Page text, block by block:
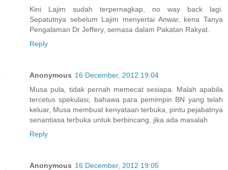
Kini Lajim sudah terpernagkap, no way back lagi.
Sepatutnya sebelum Lajim menyertai Anwar, kena Tanya
Pengalaman Dr Jeffery, semasa dalam Pakatan Rakyat.
Reply
Anonymous 16 December, 2012 19:04
Musa pula, tidak pernah memecat sesiapa. Malah apabila
tercetus spekulasi, bahawa para pemimpin BN yang telah
keluar, Musa membuat kenyataan terbuka, pintu pejabatnya
senantiasa terbuka untuk berbincang, jika ada masalah
Reply
Anonymous 16 December, 2012 19:05